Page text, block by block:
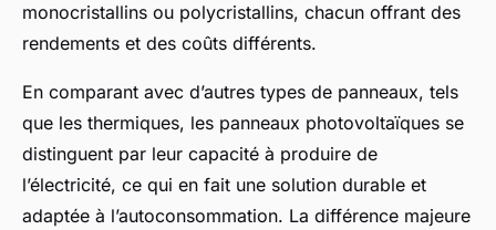
monocristallins ou polycristallins, chacun offrant des
rendements et des coûts différents.
En comparant avec d’autres types de panneaux, tels
que les thermiques, les panneaux photovoltaïques se
distinguent par leur capacité à produire de
l’électricité, ce qui en fait une solution durable et
adaptée à l’autoconsommation. La différence majeure